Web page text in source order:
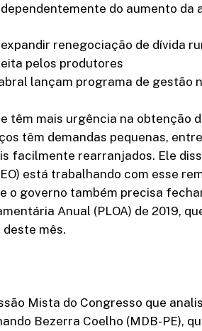
do aumento da
renegociação de dívida
pelos produtores
lançam programa de gestão
têm mais urgência na obtenção
têm demandas pequenas,
facilmente rearranjados. Ele
está trabalhando com esse
o governo também precisa
Anual (PLOA) de 2019,
mês.
Mista do Congresso que
Bezerra Coelho (MDB-PE),